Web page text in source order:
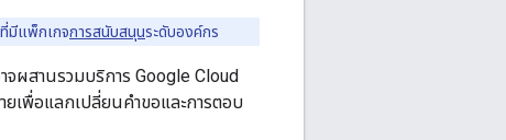
มีแพ็กเกจการสนับสนุนระดับองค์กร
ผสานรวมบริการ Google Cloud
เพื่อแลกเปลี่ยนคําขอและการตอบ